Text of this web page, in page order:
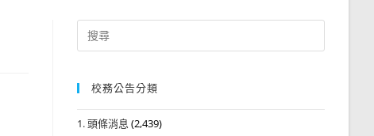
Search
for:
校務公告分類
1. 頭條消息 (2,439)